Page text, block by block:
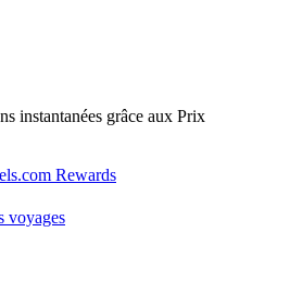
instantanées grâce aux Prix
Rewards
voyages